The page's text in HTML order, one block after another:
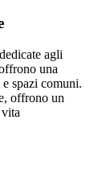
agli
una
spazi comuni.
offrono un